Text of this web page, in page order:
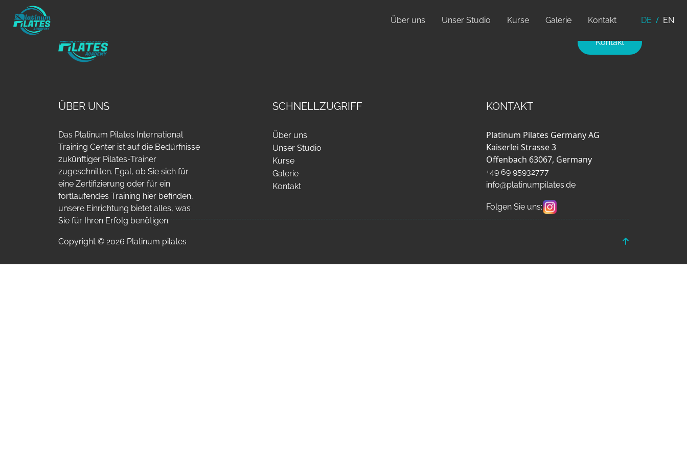
Über uns Unser Studio Kurse Galerie Kontakt DE EN
Kontakt
ÜBER UNS
Das Platinum Pilates International
Training Center ist auf die Bedürfnisse
zukünftiger Pilates-Trainer
zugeschnitten. Egal, ob Sie sich für
eine Zertifizierung oder für ein
fortlaufendes Training hier befinden,
unsere Einrichtung bietet alles, was
Sie für Ihren Erfolg benötigen.
SCHNELLZUGRIFF
Über uns
Unser Studio
Kurse
Galerie
Kontakt
KONTAKT
Platinum Pilates Germany AG
Kaiserlei Strasse 3
Offenbach 63067, Germany
+49 69 95932777
info@platinumpilates.de
Folgen Sie uns:
Copyright © 2026 Platinum pilates